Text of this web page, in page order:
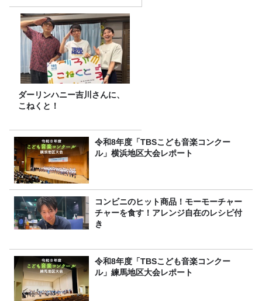
ダーリンハニー吉川さんに、
こねくと！
令和8年度「TBSこども音楽コンクー
ル」横浜地区大会レポート
コンビニのヒット商品！モーモーチャー
チャーを食す！アレンジ自在のレシピ付
き
令和8年度「TBSこども音楽コンクー
ル」練馬地区大会レポート